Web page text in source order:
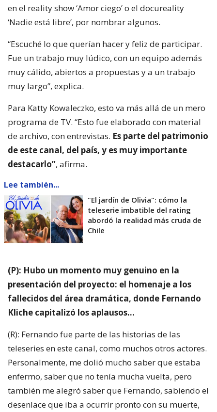
en el reality show ‘Amor ciego’ o el docureality
‘Nadie está libre’, por nombrar algunos.
“Escuché lo que querían hacer y feliz de participar.
Fue un trabajo muy lúdico, con un equipo además
muy cálido, abiertos a propuestas y a un trabajo
muy largo”, explica.
Para Katty Kowaleczko, esto va más allá de un mero
programa de TV. “Esto fue elaborado con material
de archivo, con entrevistas. Es parte del patrimonio
de este canal, del país, y es muy importante
destacarlo”, afirma.
Lee también...
"El jardín de Olivia": cómo la
teleserie imbatible del rating
abordó la realidad más cruda de
Chile
(P): Hubo un momento muy genuino en la
presentación del proyecto: el homenaje a los
fallecidos del área dramática, donde Fernando
Kliche capitalizó los aplausos…
(R): Fernando fue parte de las historias de las
teleseries en este canal, como muchos otros actores.
Personalmente, me dolió mucho saber que estaba
enfermo, saber que no tenía mucha vuelta, pero
también me alegró saber que Fernando, sabiendo el
desenlace que iba a ocurrir pronto con su muerte,